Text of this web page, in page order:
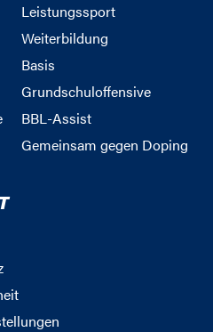
Leistungssport
Weiterbildung
Basis
Grundschuloffensive
BBL-Assist
Gemeinsam gegen Doping